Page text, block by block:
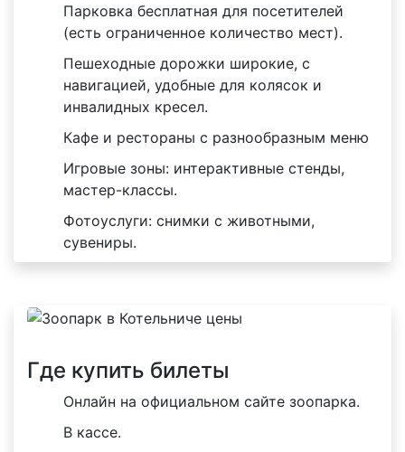
Парковка бесплатная для посетителей
(есть ограниченное количество мест).
Пешеходные дорожки широкие, с
навигацией, удобные для колясок и
инвалидных кресел.
Кафе и рестораны с разнообразным меню
Игровые зоны: интерактивные стенды,
мастер-классы.
Фотоуслуги: снимки с животными,
сувениры.
Где купить билеты
Онлайн на официальном сайте зоопарка.
В кассе.